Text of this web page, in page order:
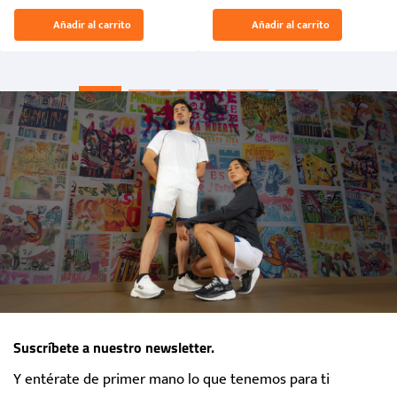
El Rugido del Sol Naciente:
“Primeros para la Et...
Añadir al carrito Añadir al carrito
Suscríbete a nuestro newsletter.
Y entérate de primer mano lo que tenemos para ti